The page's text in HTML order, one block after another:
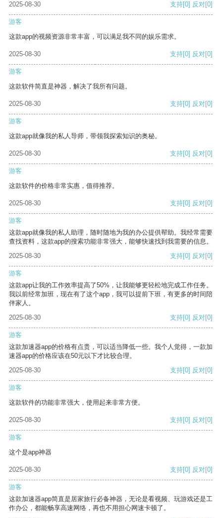
2025-08-30 支持[0] 反对[0]
游客
这款app的视频资源非常丰富，可以满足我不同的娱乐需求。
2025-08-30 支持[0] 反对[0]
游客
这款软件简直是神器，解决了我所有问题。
2025-08-30 支持[0] 反对[0]
游客
这款app就像我的私人导师，带领我探索知识的奥秘。
2025-08-30 支持[0] 反对[0]
游客
这款软件的价格非常实惠，值得推荐。
2025-08-30 支持[0] 反对[0]
游客
这款app就像我的私人助理，随时随地为我的办公提供帮助。我经常需要
查找资料，这款app的搜索功能非常强大，能够快速找到我需要的信息。
2025-08-30
支持[0] 反对[0]
游客
这款app让我的工作效率提高了50%，让我能够更轻松地完成工作任务。
我以前经常加班，现在有了这个app，我可以提前下班，有更多的时间陪
伴家人。
2025-08-30
支持[0] 反对[0]
游客
这款加速器app的价格有点贵，可以适当降低一些。我个人觉得，一款加
速器app的价格应该在50元以下才比较合理。
2025-08-30
支持[0] 反对[0]
游客
这款软件的功能非常强大，使用起来非常方便。
2025-08-30 支持[0] 反对[0]
游客
这个是app神器
2025-08-30 支持[0] 反对[0]
游客
这款加速器app简直是居家旅行必备神器，无论是看视频、玩游戏还是工
作办公，都能畅享高速网络，再也不用担心网速卡顿了。